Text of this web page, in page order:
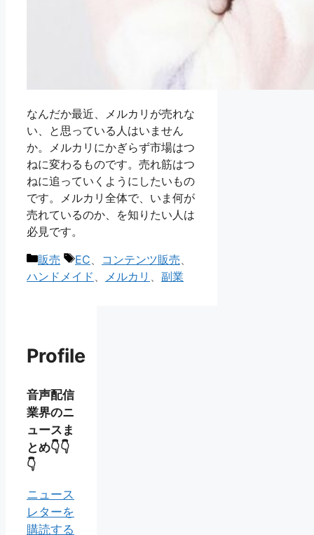
なんだか最近、メルカリが売れな
い、と思っている人はいません
か。メルカリにかぎらず市場はつ
ねに変わるものです。売れ筋はつ
ねに追っていくようにしたいもの
です。メルカリ全体で、いま何が
売れているのか、を知りたい人は
必見です。
カ
テ
販売
タ
グ
EC コンテンツ販売
ハンドメイド
メルカリ 副業
Profile
音声配信
業界のニ
ュースま
とめ👇👇
👇
ニュース
レターを
購読する